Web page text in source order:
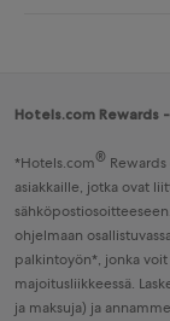
Hotels.com
*Hotels.com® Rewards
asiakkaille, jotka ovat
ohjelmaan
palkintoyön*, jonka voit
majoitusliikkeessä.
ja maksuja) ja